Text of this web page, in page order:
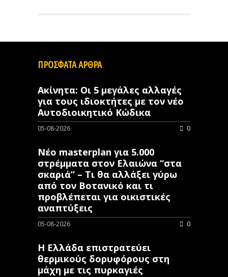
ΠΡΟΣΦΑΤΑ ΑΡΘΡΑ
Ακίνητα: Οι 5 μεγάλες αλλαγές
για τους ιδιοκτήτες με τον νέο
Αυτοδιοικητικό Κώδικα
05-08-2026 0
Νέο masterplan για 5.000
στρέμματα στον Ελαιώνα “στα
σκαριά” – Τι θα αλλάξει γύρω
από τον Βοτανικό και τι
προβλέπεται για οικιστικές
αναπτύξεις
05-08-2026 0
Η Ελλάδα επιστρατεύει
θερμικούς δορυφόρους στη
μάχη με τις πυρκαγιές